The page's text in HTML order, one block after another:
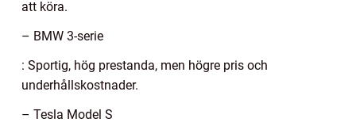
att köra.
– BMW 3-serie
: Sportig, hög prestanda, men högre pris och
underhållskostnader.
– Tesla Model S